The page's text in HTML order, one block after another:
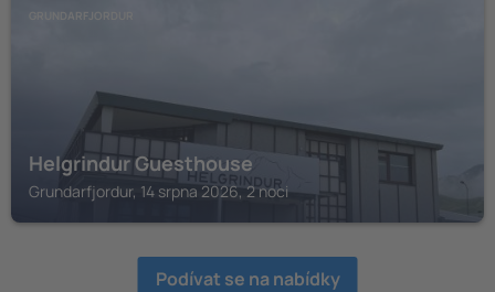
GRUNDARFJORDUR
Helgrindur Guesthouse
Grundarfjordur, 14 srpna 2026, 2 noci
Podívat se na nabídky